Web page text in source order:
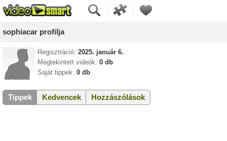
sophiacar profilja
Regisztráció: 2025. január 6.
Megtekintett videók: 0 db
Saját tippek: 0 db
Tippek Kedvencek Hozzászólások